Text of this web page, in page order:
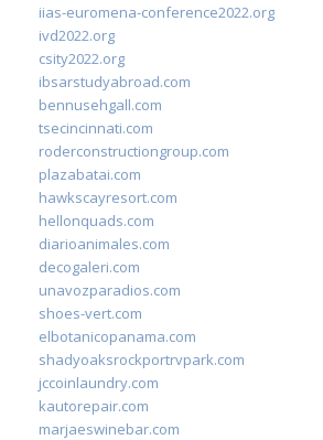
iias-euromena-conference2022.org
ivd2022.org
csity2022.org
ibsarstudyabroad.com
bennusehgall.com
tsecincinnati.com
roderconstructiongroup.com
plazabatai.com
hawkscayresort.com
hellonquads.com
diarioanimales.com
decogaleri.com
unavozparadios.com
shoes-vert.com
elbotanicopanama.com
shadyoaksrockportrvpark.com
jccoinlaundry.com
kautorepair.com
marjaeswinebar.com